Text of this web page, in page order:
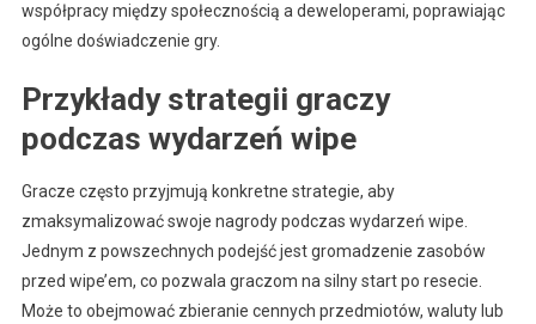
współpracy między społecznością a deweloperami, poprawiając
ogólne doświadczenie gry.
Przykłady strategii graczy
podczas wydarzeń wipe
Gracze często przyjmują konkretne strategie, aby
zmaksymalizować swoje nagrody podczas wydarzeń wipe.
Jednym z powszechnych podejść jest gromadzenie zasobów
przed wipe’em, co pozwala graczom na silny start po resecie.
Może to obejmować zbieranie cennych przedmiotów, waluty lub